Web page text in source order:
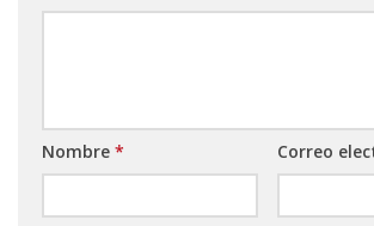
Nombre * Correo